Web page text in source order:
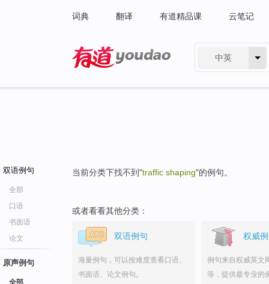
词典 翻译 有道精品课 云笔记
中英
双语例句
全部
口语
书面语
论文
原声例句
全部
当前分类下找不到"traffic shaping"的例句。
或者看看其他分类：
双语例句
海量例句，可以按难度查看口语、
书面语、论文例句。
权威
例句来自权威英文
等，提供最专业的